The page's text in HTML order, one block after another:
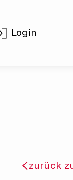
Login
zurück